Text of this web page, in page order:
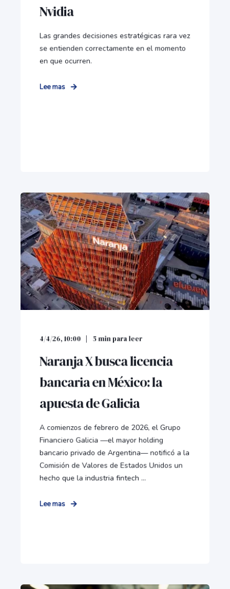
Nvidia
Las grandes decisiones estratégicas rara vez
se entienden correctamente en el momento
en que ocurren.
Lee mas
4/4/26, 10:00 5 min para leer
Naranja X busca licencia
bancaria en México: la
apuesta de Galicia
A comienzos de febrero de 2026, el Grupo
Financiero Galicia —el mayor holding
bancario privado de Argentina— notificó a la
Comisión de Valores de Estados Unidos un
hecho que la industria fintech ...
Lee mas